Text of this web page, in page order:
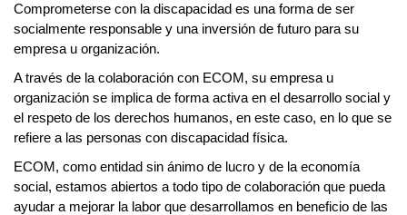
Comprometerse con la discapacidad es una forma de ser
socialmente responsable y una inversión de futuro para su
empresa u organización.
A través de la colaboración con ECOM, su empresa u
organización se implica de forma activa en el desarrollo social y
el respeto de los derechos humanos, en este caso, en lo que se
refiere a las personas con discapacidad física.
ECOM, como entidad sin ánimo de lucro y de la economía
social, estamos abiertos a todo tipo de colaboración que pueda
ayudar a mejorar la labor que desarrollamos en beneficio de las